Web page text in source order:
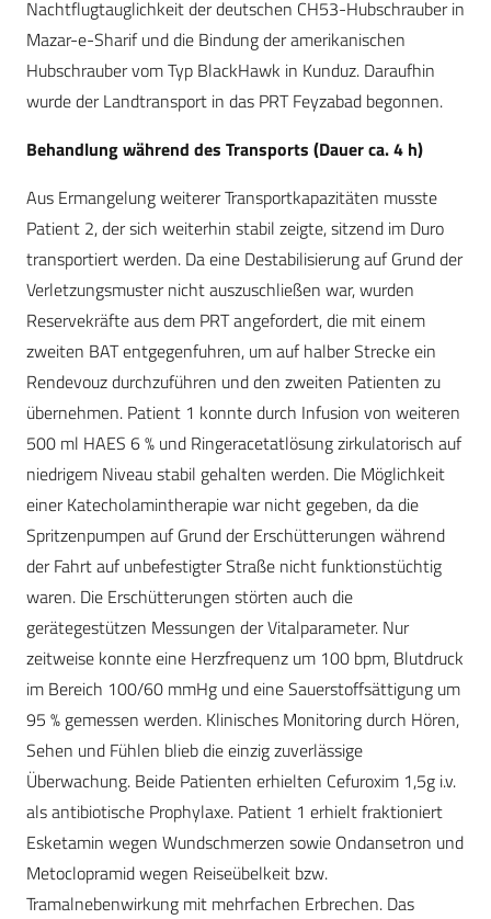
Nachtflugtauglichkeit der deutschen CH53-Hubschrauber in
Mazar-e-Sharif und die Bindung der amerikanischen
Hubschrauber vom Typ BlackHawk in Kunduz. Daraufhin
wurde der Landtransport in das PRT Feyzabad begonnen.
Behandlung während des Transports (Dauer ca. 4 h)
Aus Ermangelung weiterer Transportkapazitäten musste
Patient 2, der sich weiterhin stabil zeigte, sitzend im Duro
transportiert werden. Da eine Destabilisierung auf Grund der
Verletzungsmuster nicht auszuschließen war, wurden
Reservekräfte aus dem PRT angefordert, die mit einem
zweiten BAT entgegenfuhren, um auf halber Strecke ein
Rendevouz durchzuführen und den zweiten Patienten zu
übernehmen. Patient 1 konnte durch Infusion von weiteren
500 ml HAES 6 % und Ringeracetatlösung zirkulatorisch auf
niedrigem Niveau stabil gehalten werden. Die Möglichkeit
einer Katecholamintherapie war nicht gegeben, da die
Spritzenpumpen auf Grund der Erschütterungen während
der Fahrt auf unbefestigter Straße nicht funktionstüchtig
waren. Die Erschütterungen störten auch die
gerätegestützen Messungen der Vitalparameter. Nur
zeitweise konnte eine Herzfrequenz um 100 bpm, Blutdruck
im Bereich 100/60 mmHg und eine Sauerstoffsättigung um
95 % gemessen werden. Klinisches Monitoring durch Hören,
Sehen und Fühlen blieb die einzig zuverlässige
Überwachung. Beide Patienten erhielten Cefuroxim 1,5g i.v.
als antibiotische Prophylaxe. Patient 1 erhielt fraktioniert
Esketamin wegen Wundschmerzen sowie Ondansetron und
Metoclopramid wegen Reiseübelkeit bzw.
Tramalnebenwirkung mit mehrfachen Erbrechen. Das